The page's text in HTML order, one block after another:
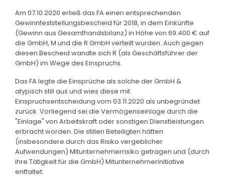
Am 07.10.2020 erließ das FA einen entsprechenden
Gewinnfeststellungsbescheid für 2018, in dem Einkünfte
(Gewinn aus Gesamthandsbilanz) in Höhe von 69.400 € auf
die GmbH, M und die R GmbH verteilt wurden. Auch gegen
diesen Bescheid wandte sich R (als Geschäftsführer der
GmbH) im Wege des Einspruchs.
Das FA legte die Einsprüche als solche der GmbH &
atypisch still aus und wies diese mit
Einspruchsentscheidung vom 03.11.2020 als unbegründet
zurück. Vorliegend sei die Vermögenseinlage durch die
"Einlage" von Arbeitskraft oder sonstigen Dienstleistungen
erbracht worden. Die stillen Beteiligten hätten
(insbesondere durch das Risiko vergeblicher
Aufwendungen) Mitunternehmerrisiko getragen und (durch
ihre Tätigkeit für die GmbH) Mitunternehmerinitiative
entfaltet.